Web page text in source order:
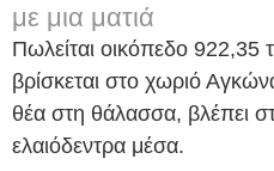
με μια ματιά
Πωλείται οικόπεδο 922,35
βρίσκεται στο χωριό
θέα στη θάλασσα, βλέπει
ελαιόδεντρα μέσα.